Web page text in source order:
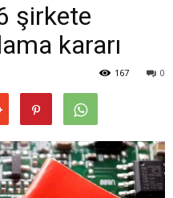
şirkete
kararı
0
167